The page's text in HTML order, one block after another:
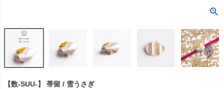
【数-SUU-】 帯留 / 雪うさぎ